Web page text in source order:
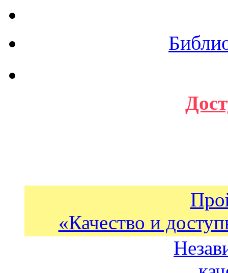
«Качество и